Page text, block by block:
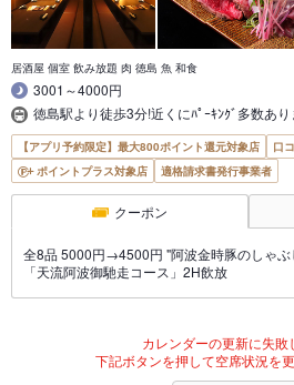
居酒屋 個室 飲み放題 肉 徳島 魚 和食
3001～4000円
徳島駅より徒歩3分!近くにﾊﾟｰｷﾝｸﾞ多数あり
【アプリ予約限定】最大800ポイント還元対象店
口
ポイントプラス対象店
適格請求書発行事業者
クーポン
全8品 5000円→4500円 "阿波金時豚のしゃぶ
「天流阿波御馳走コース」2H飲放
カレンダーの更新に失敗
下記ボタンを押して空席状況を